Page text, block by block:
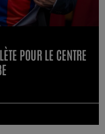
POUR LE CENTRE